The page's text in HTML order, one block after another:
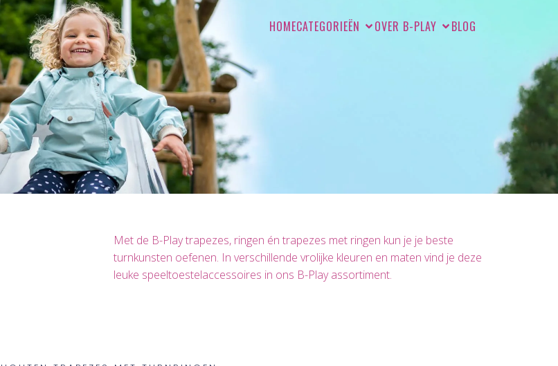
HOMECATEGORIEËN OVER B-PLAY BLOG
Met de B-Play trapezes, ringen én trapezes met ringen kun je je beste
turnkunsten oefenen. In verschillende vrolijke kleuren en maten vind je deze
leuke speeltoestelaccessoires in ons B-Play assortiment.